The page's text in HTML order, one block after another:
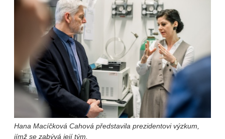
Hana Macíčková Cahová představila prezidentovi výzkum,
jímž se zabývá její tým.